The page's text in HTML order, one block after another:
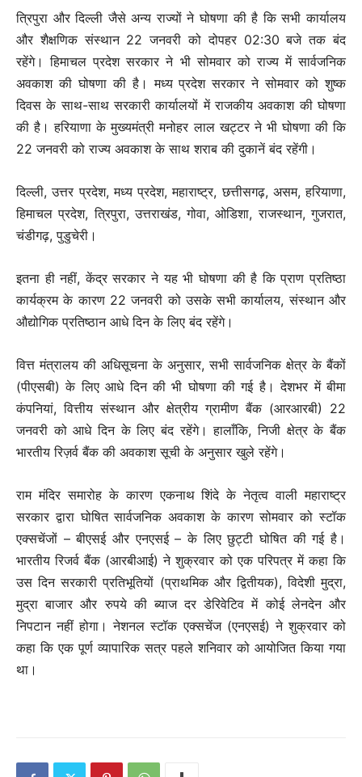
त्रिपुरा और दिल्ली जैसे अन्य राज्यों ने घोषणा की है कि सभी कार्यालय
और शैक्षणिक संस्थान 22 जनवरी को दोपहर 02:30 बजे तक बंद
रहेंगे। हिमाचल प्रदेश सरकार ने भी सोमवार को राज्य में सार्वजनिक
अवकाश की घोषणा की है। मध्य प्रदेश सरकार ने सोमवार को शुष्क
दिवस के साथ-साथ सरकारी कार्यालयों में राजकीय अवकाश की घोषणा
की है। हरियाणा के मुख्यमंत्री मनोहर लाल खट्टर ने भी घोषणा की कि
22 जनवरी को राज्य अवकाश के साथ शराब की दुकानें बंद रहेंगी।
दिल्ली, उत्तर प्रदेश, मध्य प्रदेश, महाराष्ट्र, छत्तीसगढ़, असम, हरियाणा,
हिमाचल प्रदेश, त्रिपुरा, उत्तराखंड, गोवा, ओडिशा, राजस्थान, गुजरात,
चंडीगढ़, पुडुचेरी।
इतना ही नहीं, केंद्र सरकार ने यह भी घोषणा की है कि प्राण प्रतिष्ठा
कार्यक्रम के कारण 22 जनवरी को उसके सभी कार्यालय, संस्थान और
औद्योगिक प्रतिष्ठान आधे दिन के लिए बंद रहेंगे।
वित्त मंत्रालय की अधिसूचना के अनुसार, सभी सार्वजनिक क्षेत्र के बैंकों
(पीएसबी) के लिए आधे दिन की भी घोषणा की गई है। देशभर में बीमा
कंपनियां, वित्तीय संस्थान और क्षेत्रीय ग्रामीण बैंक (आरआरबी) 22
जनवरी को आधे दिन के लिए बंद रहेंगे। हालाँकि, निजी क्षेत्र के बैंक
भारतीय रिज़र्व बैंक की अवकाश सूची के अनुसार खुले रहेंगे।
राम मंदिर समारोह के कारण एकनाथ शिंदे के नेतृत्व वाली महाराष्ट्र
सरकार द्वारा घोषित सार्वजनिक अवकाश के कारण सोमवार को स्टॉक
एक्सचेंजों – बीएसई और एनएसई – के लिए छुट्टी घोषित की गई है।
भारतीय रिजर्व बैंक (आरबीआई) ने शुक्रवार को एक परिपत्र में कहा कि
उस दिन सरकारी प्रतिभूतियों (प्राथमिक और द्वितीयक), विदेशी मुद्रा,
मुद्रा बाजार और रुपये की ब्याज दर डेरिवेटिव में कोई लेनदेन और
निपटान नहीं होगा। नेशनल स्टॉक एक्सचेंज (एनएसई) ने शुक्रवार को
कहा कि एक पूर्ण व्यापारिक सत्र पहले शनिवार को आयोजित किया गया
था।